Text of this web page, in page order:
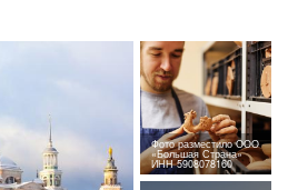
Фото разместило ООО
«Большая Страна»
ИНН 5908078160